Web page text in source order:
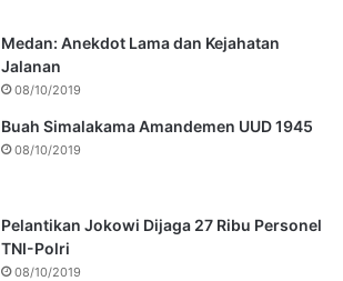
Medan: Anekdot Lama dan Kejahatan
Jalanan
08/10/2019
Buah Simalakama Amandemen UUD 1945
08/10/2019
Pelantikan Jokowi Dijaga 27 Ribu Personel
TNI-Polri
08/10/2019